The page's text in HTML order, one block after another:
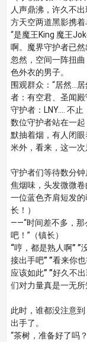
人声鼎沸，许久不
方天空两道黑影携着
“是魔王King 魔王
啊。魔界守护者已
忽然，空间一阵扭
色外衣的男子。
围观群众：“居然…
者：有空君、圣闻
守护者：LNY…. 不
数位守护者站在一
默抽着烟，有人闭
米外，看来，这一次
守护者们等待数分
焦烟味，头发微微
一位蓝色齐肩短发
长！）
——“时间差不多，
吧！ ”（镇长）
“哼，都是熟人啊” ”
接出手吧” ”看来你
应该如此” ”好久不
们对力量真是一无所
此时，谁都没注意
出手了。
“茶树，准备好了吗